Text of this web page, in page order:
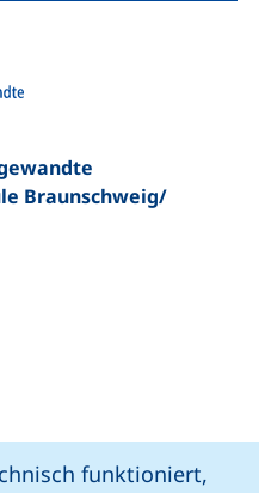
funktioniert,
Braunschweig/​
öffnet neues Fenster)
Telefonanruf, wenn Ihr
E-Mail-Programm)